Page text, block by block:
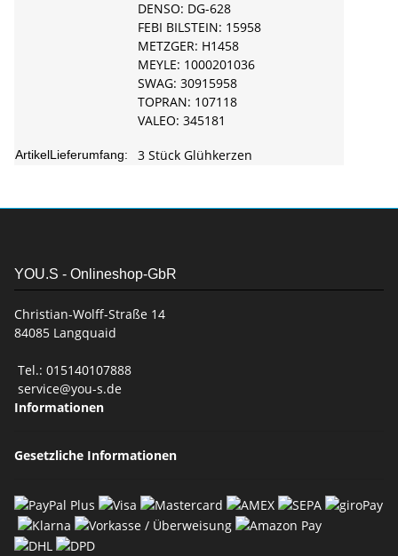
DENSO: DG-628
FEBI BILSTEIN: 15958
METZGER: H1458
MEYLE: 1000201036
SWAG: 30915958
TOPRAN: 107118
VALEO: 345181
ArtikelLieferumfang: 3 Stück Glühkerzen
YOU.S - Onlineshop-GbR
Christian-Wolff-Straße 14
84085 Langquaid
Tel.: 015140107888
service@you-s.de
Informationen
Gesetzliche Informationen